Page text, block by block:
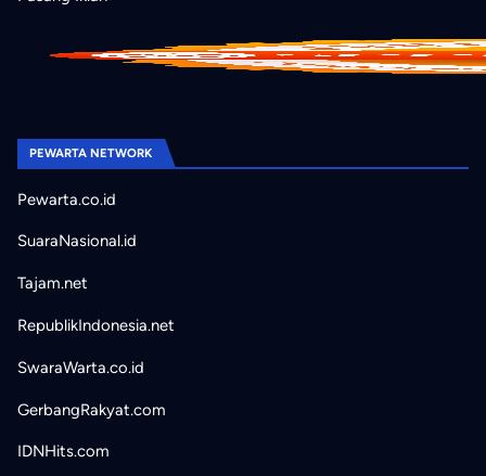
PEWARTA NETWORK
Pewarta.co.id
SuaraNasional.id
Tajam.net
RepublikIndonesia.net
SwaraWarta.co.id
GerbangRakyat.com
IDNHits.com